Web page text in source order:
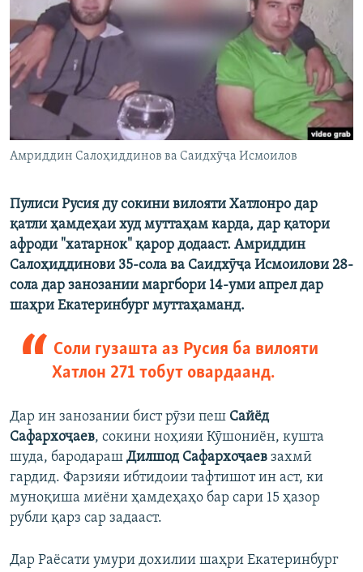
ГУЗОРИШҲОИ РАДИОӢ
Русский
ПАЙГИРӢ КУНЕД
Амриддин Салоҳиддинов ва Саидхӯҷа Исмоилов
Пулиси Русия ду сокини вилояти Хатлонро дар
қатли ҳамдеҳаи худ муттаҳам карда, дар қатори
афроди "хатарнок" қарор додааст. Амриддин
Салоҳиддинови 35-сола ва Саидхӯҷа Исмоилови 28-
сола дар занозании маргбори 14-уми апрел дар
шаҳри Екатеринбург муттаҳаманд.
Соли гузашта аз Русия ба вилояти
Хатлон 271 тобут овардаанд.
Дар ин занозании бист рӯзи пеш Сайёд
Сафархоҷаев, сокини ноҳияи Кӯшониён, кушта
шуда, бародараш Дилшод Сафархоҷаев захмӣ
гардид. Фарзияи ибтидоии тафтишот ин аст, ки
муноқиша миёни ҳамдеҳаҳо бар сари 15 ҳазор
рубли қарз сар задааст.
Дар Раёсати умури дохилии шаҳри Екатеринбург